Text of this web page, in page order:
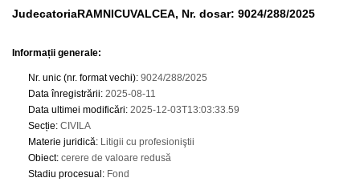
JudecatoriaRAMNICUVALCEA, Nr. dosar: 9024/288/2025
Informații generale:
Nr. unic (nr. format vechi): 9024/288/2025
Data înregistrării: 2025-08-11
Data ultimei modificări: 2025-12-03T13:03:33.59
Secție: CIVILA
Materie juridică: Litigii cu profesioniştii
Obiect: cerere de valoare redusă
Stadiu procesual : Fond